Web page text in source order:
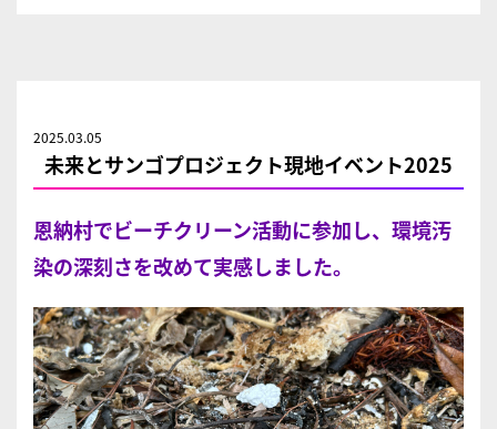
2025.03.05
未来とサンゴプロジェクト現地イベント2025
恩納村でビーチクリーン活動に参加し、環境汚
染の深刻さを改めて実感しました。